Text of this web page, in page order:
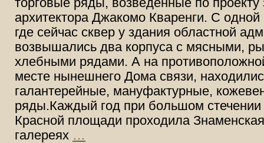
архитектора Джакомо Кваренги. С
где сейчас сквер у здания областной
возвышались два корпуса с мясными,
хлебными рядами. А на
месте нынешнего Дома связи,
галантерейные, мануфактурные,
ряды.Каждый год при большом стечении
Красной площади проходила
галереях …